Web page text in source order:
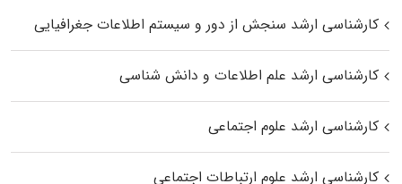
کارشناسی ارشد سنجش از دور و سیستم اطلاعات جغرافیایی
کارشناسی ارشد علم اطلاعات و دانش شناسی
کارشناسی ارشد علوم اجتماعی
کارشناسی ارشد علوم ارتباطات اجتماعی